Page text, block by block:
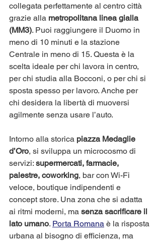
collegata perfettamente al centro città
grazie alla metropolitana linea gialla
(MM3). Puoi raggiungere il Duomo in
meno di 10 minuti e la stazione
Centrale in meno di 15. Questa è la
scelta ideale per chi lavora in centro,
per chi studia alla Bocconi, o per chi si
sposta spesso per lavoro. Anche per
chi desidera la libertà di muoversi
agilmente senza usare l’auto.
Intorno alla storica piazza Medaglie
d’Oro, si sviluppa un microcosmo di
servizi: supermercati, farmacie,
palestre, coworking, bar con Wi-Fi
veloce, boutique indipendenti e
concept store. Una zona che si adatta
ai ritmi moderni, ma senza sacrificare il
lato umano. Porta Romana è la risposta
urbana al bisogno di efficienza, ma